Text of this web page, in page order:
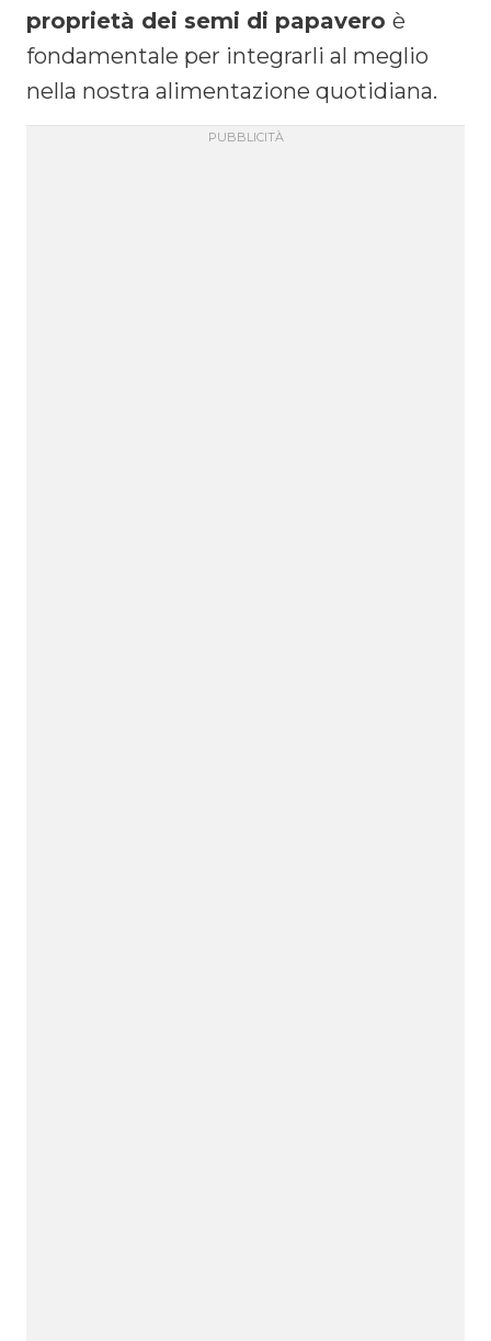
proprietà dei semi di papavero è
fondamentale per integrarli al meglio
nella nostra alimentazione quotidiana.